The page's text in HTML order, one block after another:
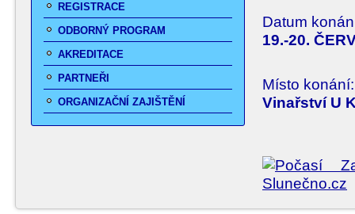
Datum
19.-20.
Místo konání:
Vinařství U
REGISTRACE
ODBORNÝ PROGRAM
AKREDITACE
PARTNEŘI
ORGANIZAČNÍ ZAJIŠTĚNÍ